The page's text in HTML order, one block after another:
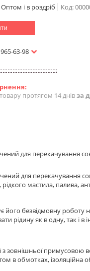
Оптом і в роздріб Код:
63-98
протягом 14 днівза
для перекачування
для перекачування
мастила, палива,
його безвідмовну роботу
як в одну, так і в
зовнішньої примусовою
в обмотках, ізоляційна